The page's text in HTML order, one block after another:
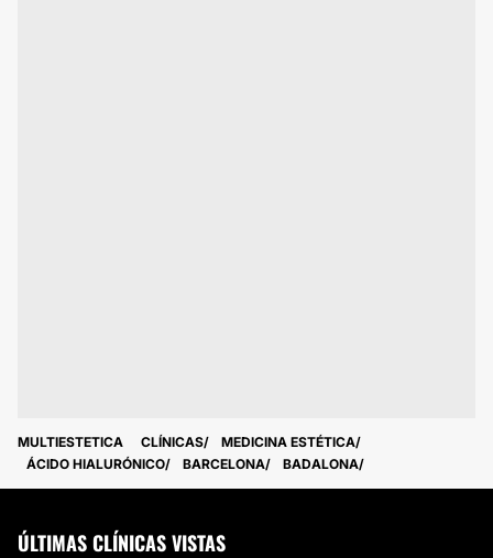
MULTIESTETICA CLÍNICAS
MEDICINA ESTÉTICA
ÁCIDO HIALURÓNICO
BARCELONA BADALONA
ÚLTIMAS CLÍNICAS VISTAS